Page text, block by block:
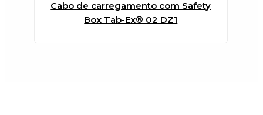
Cabo de carregamento com Safety
Box Tab-Ex® 02 DZ1